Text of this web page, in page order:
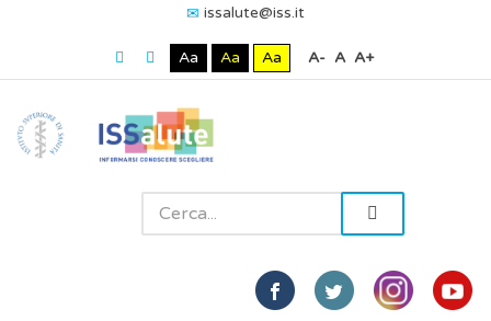
issalute@iss.it
Aa Aa Aa A- A A+